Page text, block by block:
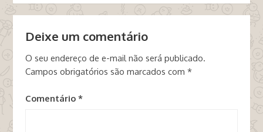
Deixe um comentário
O seu endereço de e-mail não será publicado.
Campos obrigatórios são marcados com *
Comentário *